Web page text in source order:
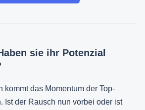
sie ihr Potenzial
kommt das Momentum der Top-
Ist der Rausch nun vorbei oder ist